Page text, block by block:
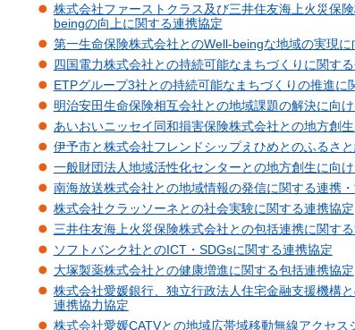
株式会社ファーストクラス及び三井住友海上火災保
beingの向上に関する連携協定
第一生命保険株式会社とのWell-beingな地域の実現
四国電力株式会社との持続可能なまちづくりに関す
ETPグループ3社との持続可能なまちづくりの推進に
明治安田生命保険相互会社との地域課題の解決に向
あいおいニッセイ同和損害保険株式会社との地方創
伊予市と株式会社フレンドシップえひめとのふるさ
一般財団法人地域活性化センターとの地方創生に向
南海放送株式会社との地域情報の発信に関する連携
株式会社クラッソーネとの社会実験に関する連携協定
三井住友海上火災保険株式会社との包括連携に関す
ソフトバンク社とのICT・SDGsに関する連携協定
大塚製薬株式会社との健康増進に関する包括連携協定
株式会社愛媛銀行、独立行政法人住宅金融支援機構
連携協力協定
株式会社愛媛CATVとの地域広帯域移動無線アクセ